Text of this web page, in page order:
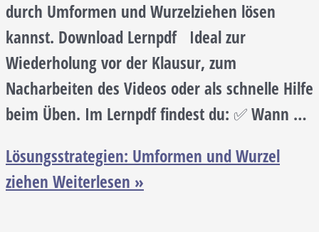
durch Umformen und Wurzelziehen lösen
kannst. Download Lernpdf Ideal zur
Wiederholung vor der Klausur, zum
Nacharbeiten des Videos oder als schnelle Hilfe
beim Üben. Im Lernpdf findest du: ✅ Wann …
Lösungsstrategien: Umformen und Wurzel
ziehen Weiterlesen »